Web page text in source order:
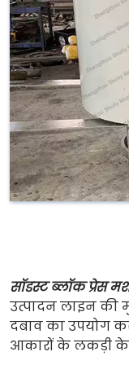
सॉडस्ट ब्लॉक प्रेस
उत्पादन लाइन की
दबाव का उपयोग
आकारों के लकड़ी के